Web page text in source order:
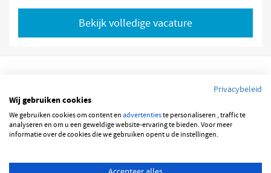
Als 1e Automonteur ben jij dé specialist die bedrijfswagens in
topconditie houdt. Jij:
Bekijk volledige vacature
Bekijk volledige vacature
© 2026 JOBBSQUARE
NEDERLANDS ENGLISH
Privacybeleid
Wij gebruiken cookies
We gebruiken cookies om content en advertentieste personaliseren , traffic te
analyseren en om u een geweldige website-ervaring te bieden. Voor meer
informatie over de cookies die we gebruiken opent u de instellingen.